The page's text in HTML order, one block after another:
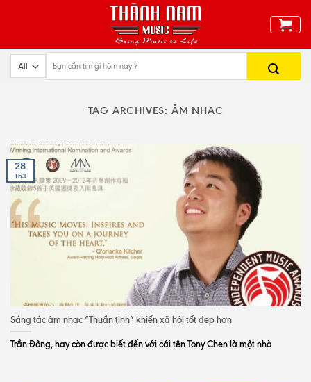
TAG ARCHIVES: ÂM NHẠC
Sáng tác âm nhạc “Thuần tịnh” khiến xã hội tốt đẹp hơn
Trần Đông, hay còn được biết đến với cái tên Tony Chen là một nhà
28
Th3